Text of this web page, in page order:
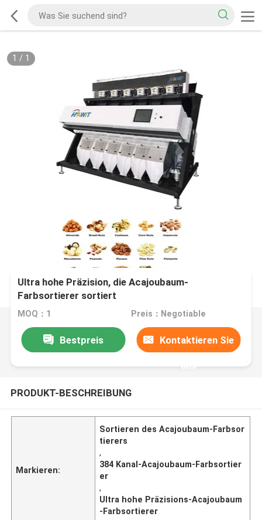
1 / 1
Ultra hohe Präzision, die Acajoubaum-
Farbsortierer sortiert
MOQ：1 Preis：Negotiable
Bestpreis Kontaktieren Sie
uns
PRODUKT-BESCHREIBUNG
Markieren:
Sortieren des Acajoubaum-Farbsor
tierers
,
384 Kanal-Acajoubaum-Farbsortier
er
,
Ultra hohe Präzisions-Acajoubaum
-Farbsortierer